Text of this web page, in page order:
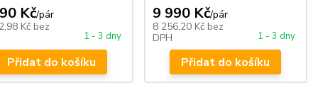
Kč/pár
Kč bez
1 - 3 dny
Přidat do košíku
9 990 Kč/pár
8 256,20 Kč bez
DPH
1 - 3 dny
Přidat do košíku